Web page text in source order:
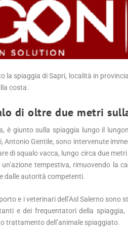
la spiaggia di Sapri, località in
costa.
di oltre due metri
è giunto sulla spiaggia lungo il
Antonio Gentile, sono intervenute
di squalo vacca, lungo circa due
tempestiva, rimuovendo la
dalle autorità competenti.
e i veterinari dell’Asl Salerno
e dei frequentatori della
trattamento dell’animale spiaggiato.